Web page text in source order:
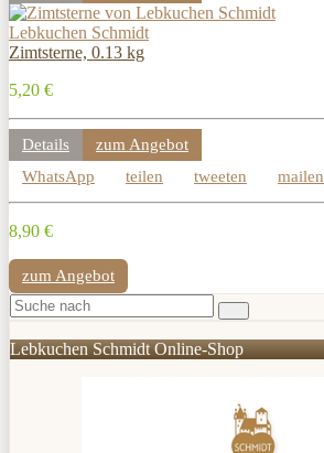
Lebkuchen Schmidt
Zimtsterne, 0.13 kg
5,20 €
Details
zum Angebot
WhatsApp
teilen tweeten mailen
8,90 €
zum Angebot
Lebkuchen Schmidt Online-Shop